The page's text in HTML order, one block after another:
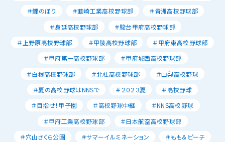
＃鯉のぼり
＃韮崎工業高校野球部
＃青洲高校野球部
＃身延高校野球部
＃駿台甲府高校野球部
＃上野原高校野球部
＃甲陵高校野球部
＃甲府東高校野球部
＃甲府第一高校野球部
＃甲府城西高校野球部
＃白根高校野球部
＃北杜高校野球部
＃山梨高校野球
＃夏の高校野球はNNSで
＃２０２３夏
＃高校野球
＃目指せ！甲子園
＃高校野球中継
＃NNS高校野球
＃甲府工業高校野球部
＃日本航空高校野球部
＃穴山さくら公園
＃サマーイルミネーション
＃もも＆ピーチ